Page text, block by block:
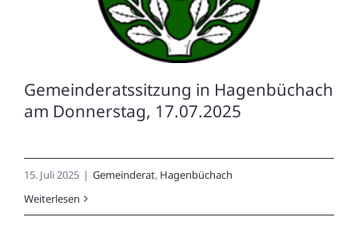
Gemeinderatssitzung in Hagenbüchach
am Donnerstag, 17.07.2025
15. Juli 2025 | Gemeinderat, Hagenbüchach
Weiterlesen